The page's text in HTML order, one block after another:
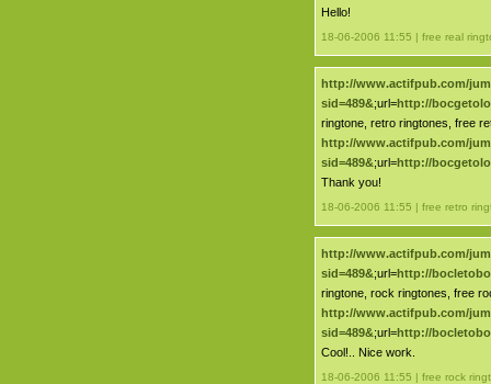
Hello!
18-06-2006 11:55 | free real
http://www.actifpub.com/
sid=489&;url=http://
ringtone, retro ringtones, free
http://www.actifpub.com/
sid=489&;url=http://
Thank you!
18-06-2006 11:55 | free retro
http://www.actifpub.com/
sid=489&;url=http://
ringtone, rock ringtones, free
http://www.actifpub.com/
sid=489&;url=http://
Cool!.. Nice work.
18-06-2006 11:55 | free rock